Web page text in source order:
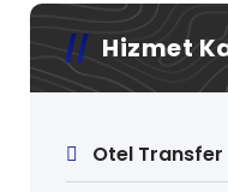
Hizmet
Otel Transfer